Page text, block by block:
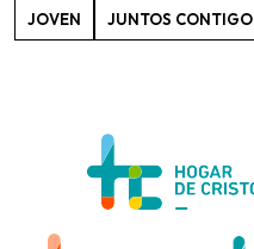
JOVEN JUNTOS CONTIGO